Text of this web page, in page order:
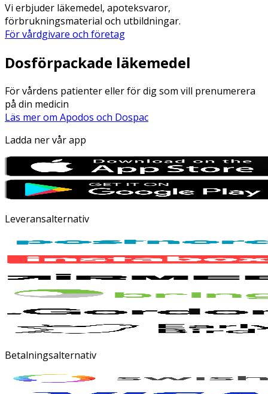
Vi erbjuder läkemedel, apoteksvaror,
förbrukningsmaterial och utbildningar.
För vårdgivare och företag
Dosförpackade läkemedel
För vårdens patienter eller för dig som vill prenumerera
på din medicin
Läs mer om Apodos och Dospac
Ladda ner vår app
Leveransalternativ
Betalningsalternativ